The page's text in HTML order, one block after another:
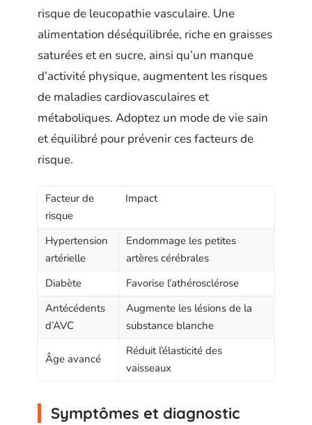
risque de leucopathie vasculaire. Une
alimentation déséquilibrée, riche en graisses
saturées et en sucre, ainsi qu’un manque
d’activité physique, augmentent les risques
de maladies cardiovasculaires et
métaboliques. Adoptez un mode de vie sain
et équilibré pour prévenir ces facteurs de
risque.
Facteur de
risque
Impact
Hypertension
artérielle
Endommage les petites
artères cérébrales
Diabète
Favorise l’athérosclérose
Antécédents
d’AVC
Augmente les lésions de la
substance blanche
Âge avancé
Réduit l’élasticité des
vaisseaux
Symptômes et diagnostic